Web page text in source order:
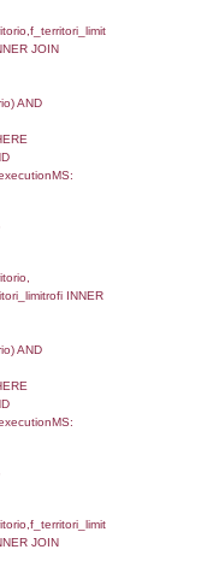
FROM
ON
where
d2_autorizzazioni
'%d/%m/
FROM
INNER JOIN
= el_nazioni.IDStato
= 3479;,